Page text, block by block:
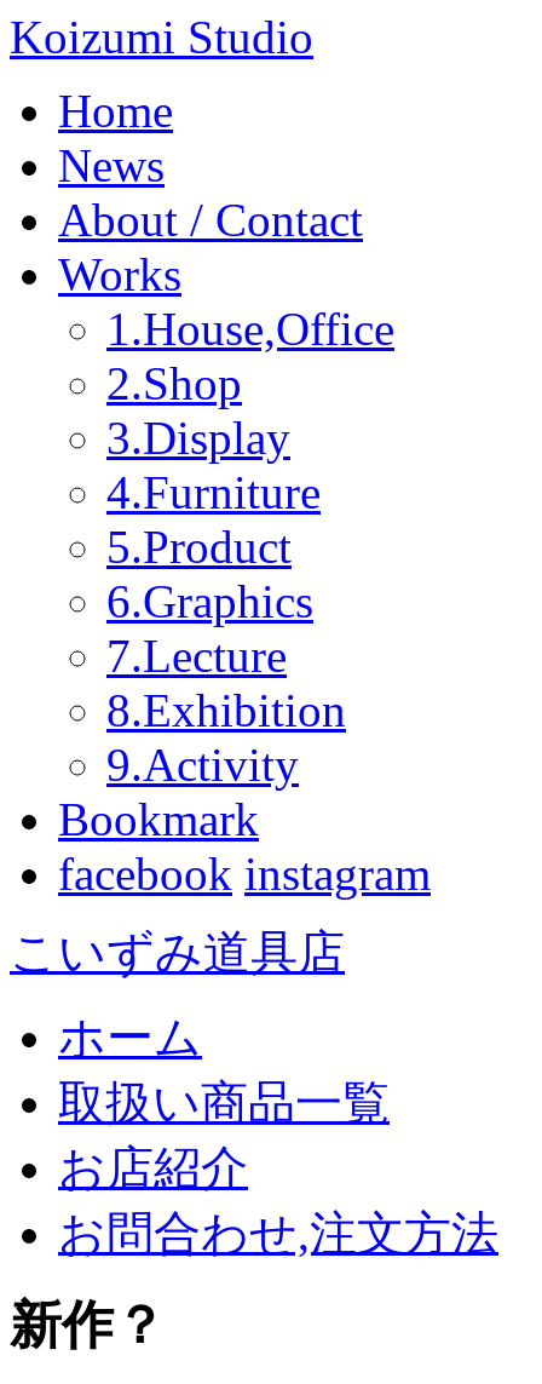
Koizumi Studio
Home
News
About / Contact
Works
1.House,Office
2.Shop
3.Display
4.Furniture
5.Product
6.Graphics
7.Lecture
8.Exhibition
9.Activity
Bookmark
facebook instagram
こいずみ道具店
ホーム
取扱い商品一覧
お店紹介
お問合わせ,注文方法
新作？